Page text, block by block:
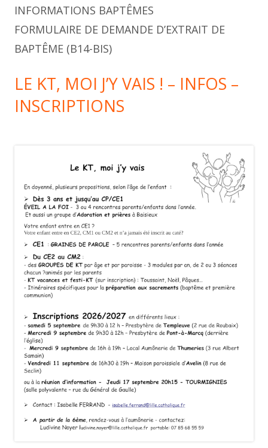
INFORMATIONS BAPTÊMES
FORMULAIRE DE DEMANDE D’EXTRAIT DE
BAPTÊME (B14-BIS)
LE KT, MOI J’Y VAIS ! – INFOS –
INSCRIPTIONS